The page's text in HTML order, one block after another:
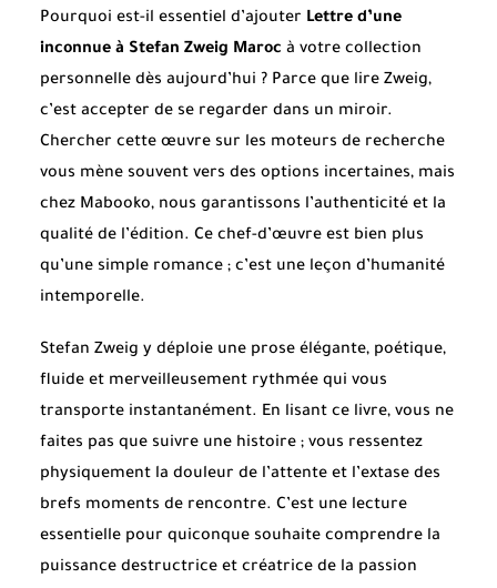
Pourquoi est-il essentiel d’ajouter Lettre d’une
inconnue à Stefan Zweig Maroc à votre collection
personnelle dès aujourd’hui ? Parce que lire Zweig,
c’est accepter de se regarder dans un miroir.
Chercher cette œuvre sur les moteurs de recherche
vous mène souvent vers des options incertaines, mais
chez Mabooko, nous garantissons l’authenticité et la
qualité de l’édition. Ce chef-d’œuvre est bien plus
qu’une simple romance ; c’est une leçon d’humanité
intemporelle.
Stefan Zweig y déploie une prose élégante, poétique,
fluide et merveilleusement rythmée qui vous
transporte instantanément. En lisant ce livre, vous ne
faites pas que suivre une histoire ; vous ressentez
physiquement la douleur de l’attente et l’extase des
brefs moments de rencontre. C’est une lecture
essentielle pour quiconque souhaite comprendre la
puissance destructrice et créatrice de la passion